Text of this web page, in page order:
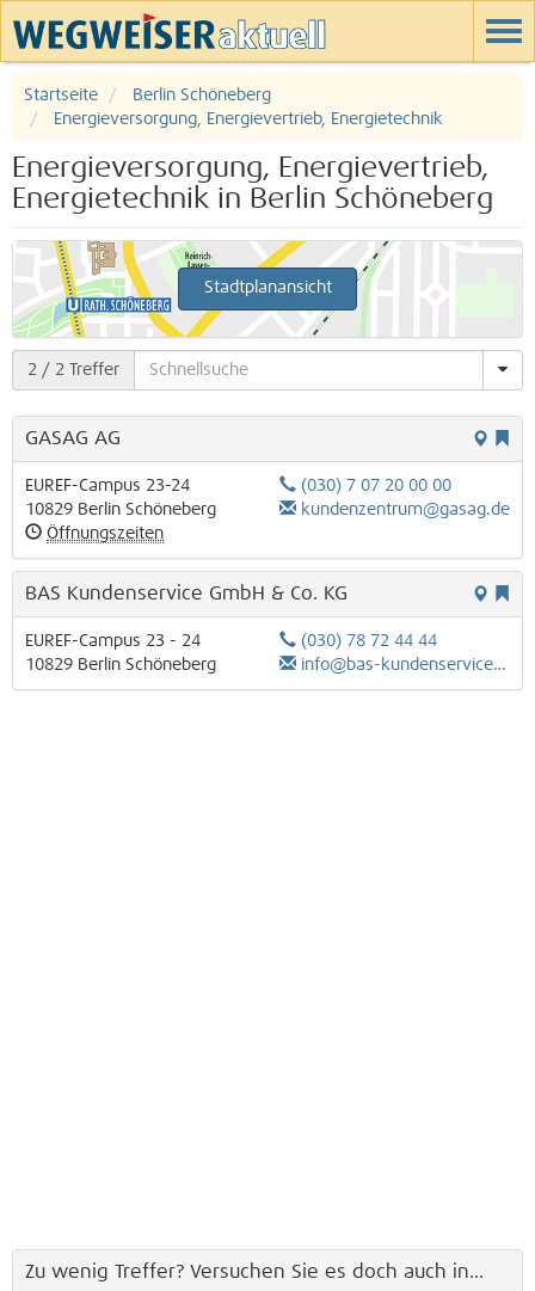
Startseite
Berlin Schöneberg
Energieversorgung, Energievertrieb, Energietechnik
Energieversorgung, Energievertrieb,
Energietechnik in Berlin Schöneberg
Stadtplanansicht
2 / 2 Treffer
GASAG AG
EUREF-Campus 23-24
10829 Berlin Schöneberg
Öffnungszeiten
(030) 7 07 20 00 00
kundenzentrum@gasag.de
BAS Kundenservice GmbH & Co. KG
EUREF-Campus 23 - 24
10829 Berlin Schöneberg
(030) 78 72 44 44
info@bas-kundenservice.de
Zu wenig Treffer? Versuchen Sie es doch auch in...